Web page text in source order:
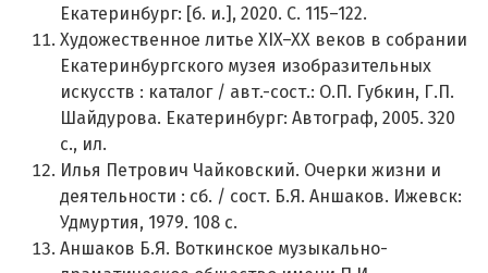
Екатеринбург: [б. и.], 2020. С. 115–122.
Художественное литье XIX–XX веков в собрании
Екатеринбургского музея изобразительных
искусств : каталог / авт.-сост.: О.П. Губкин, Г.П.
Шайдурова. Екатеринбург: Автограф, 2005. 320
с., ил.
Илья Петрович Чайковский. Очерки жизни и
деятельности : сб. / сост. Б.Я. Аншаков. Ижевск:
Удмуртия, 1979. 108 с.
Аншаков Б.Я. Воткинское музыкально-